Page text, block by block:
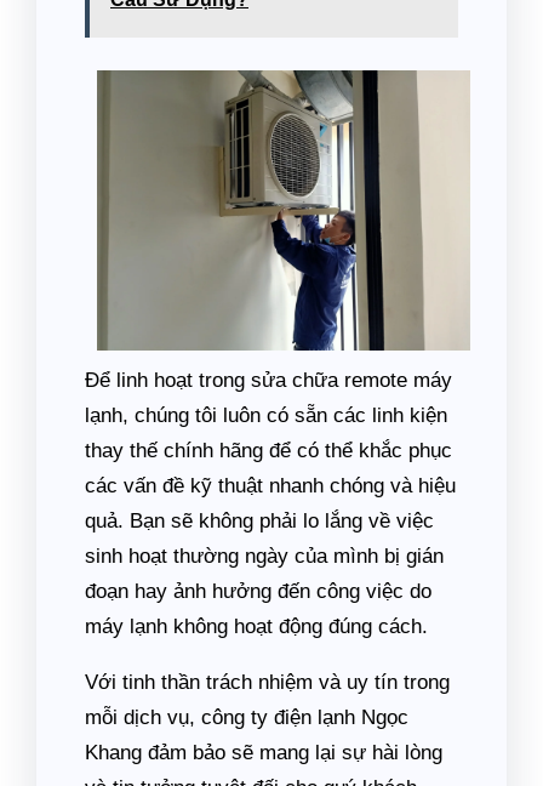
Để linh hoạt trong sửa chữa remote máy
lạnh, chúng tôi luôn có sẵn các linh kiện
thay thế chính hãng để có thể khắc phục
các vấn đề kỹ thuật nhanh chóng và hiệu
quả. Bạn sẽ không phải lo lắng về việc
sinh hoạt thường ngày của mình bị gián
đoạn hay ảnh hưởng đến công việc do
máy lạnh không hoạt động đúng cách.
Với tinh thần trách nhiệm và uy tín trong
mỗi dịch vụ, công ty điện lạnh Ngọc
Khang đảm bảo sẽ mang lại sự hài lòng